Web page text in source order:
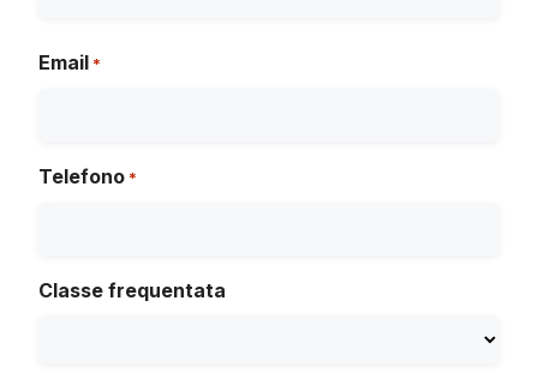
Email *
Telefono *
Classe frequentata